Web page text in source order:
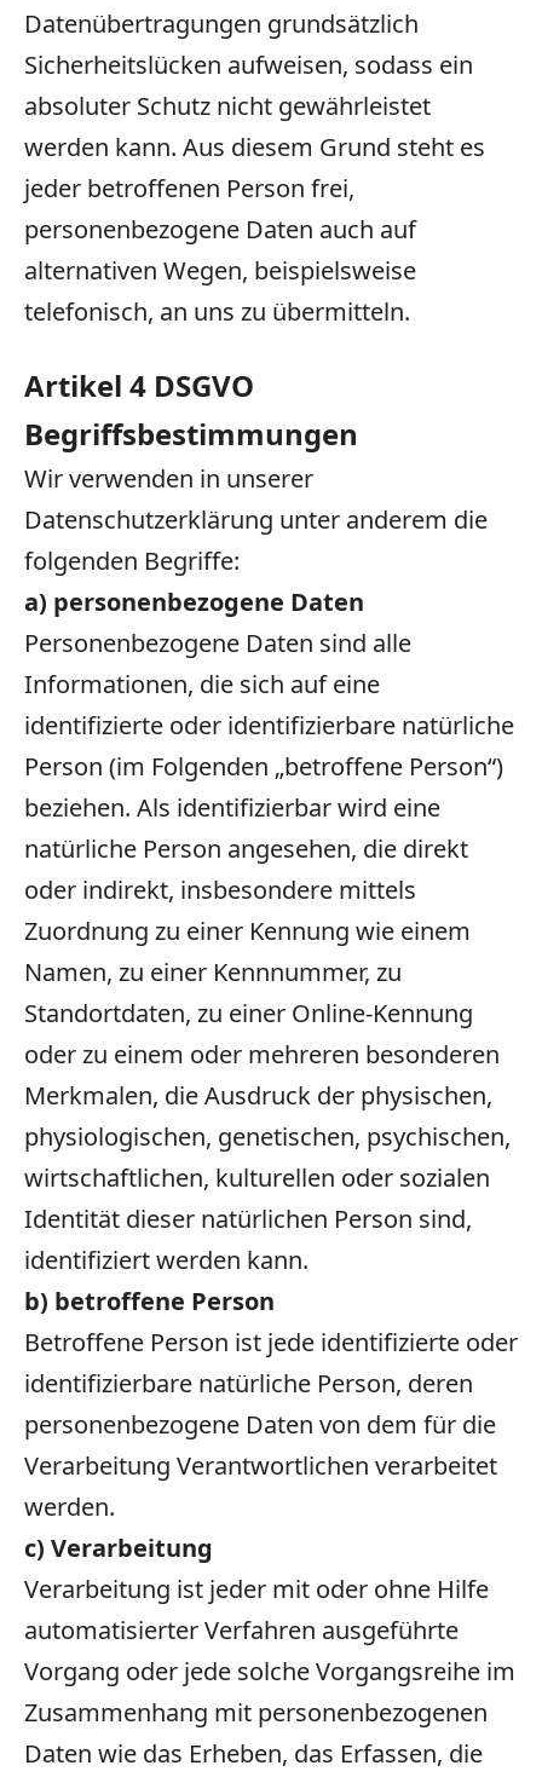
Datenübertragungen grundsätzlich
Sicherheitslücken aufweisen, sodass ein
absoluter Schutz nicht gewährleistet
werden kann. Aus diesem Grund steht es
jeder betroffenen Person frei,
personenbezogene Daten auch auf
alternativen Wegen, beispielsweise
telefonisch, an uns zu übermitteln.
Artikel 4 DSGVO
Begriffsbestimmungen
Wir verwenden in unserer
Datenschutzerklärung unter anderem die
folgenden Begriffe:
a) personenbezogene Daten
Personenbezogene Daten sind alle
Informationen, die sich auf eine
identifizierte oder identifizierbare natürliche
Person (im Folgenden „betroffene Person“)
beziehen. Als identifizierbar wird eine
natürliche Person angesehen, die direkt
oder indirekt, insbesondere mittels
Zuordnung zu einer Kennung wie einem
Namen, zu einer Kennnummer, zu
Standortdaten, zu einer Online-Kennung
oder zu einem oder mehreren besonderen
Merkmalen, die Ausdruck der physischen,
physiologischen, genetischen, psychischen,
wirtschaftlichen, kulturellen oder sozialen
Identität dieser natürlichen Person sind,
identifiziert werden kann.
b) betroffene Person
Betroffene Person ist jede identifizierte oder
identifizierbare natürliche Person, deren
personenbezogene Daten von dem für die
Verarbeitung Verantwortlichen verarbeitet
werden.
c) Verarbeitung
Verarbeitung ist jeder mit oder ohne Hilfe
automatisierter Verfahren ausgeführte
Vorgang oder jede solche Vorgangsreihe im
Zusammenhang mit personenbezogenen
Daten wie das Erheben, das Erfassen, die